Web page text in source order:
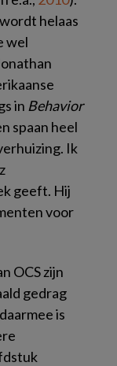
helaas
wel
in Behavior
spaan heel
Ik
geeft. Hij
voor
OCS zijn
gedrag
is